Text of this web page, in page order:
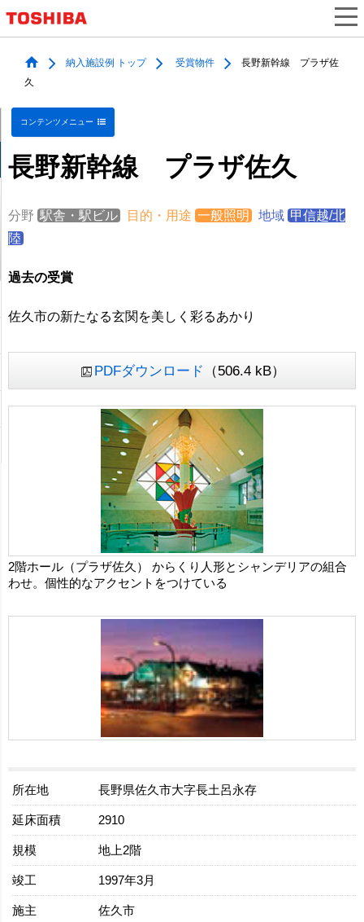
納入施設例 トップ 受賞物件
長野新幹線 プラザ佐
久
コンテンツメニュー
長野新幹線 プラザ佐久
分野 駅舎・駅ビル 目的・用途 一般照明 地域 甲信越/北
陸
過去の受賞
佐久市の新たなる玄関を美しく彩るあかり
PDFダウンロード （506.4 kB）
2階ホール（プラザ佐久） からくり人形とシャンデリアの組合
わせ。個性的なアクセントをつけている
所在地 長野県佐久市大字長土呂永存
延床面積 2910
規模 地上2階
竣工 1997年3月
施主 佐久市